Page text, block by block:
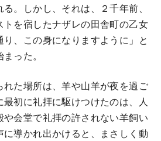
。しかし、それは、２千年前、
を宿したナザレの田舎町の乙女
、この身になりますように」と
った。
れた場所は、羊や山羊が夜を過ご
初に礼拝に駆けつけたのは、人
会堂で礼拝の許されない羊飼い
導かれ出かけると、まさしく動